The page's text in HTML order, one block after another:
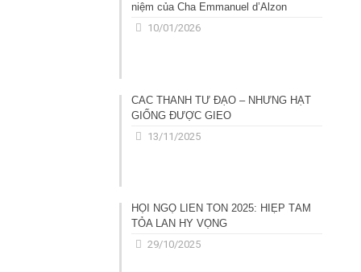
niệm của Cha Emmanuel d’Alzon
10/01/2026
CÁC THÁNH TỬ ĐẠO – NHỮNG HẠT
GIỐNG ĐƯỢC GIEO
13/11/2025
HỘI NGỘ LIÊN TÔN 2025: HIỆP TÂM
TỎA LAN HY VỌNG
29/10/2025